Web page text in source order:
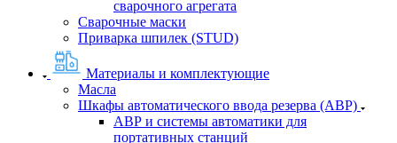
сварочного агрегата
Сварочные маски
Приварка шпилек (STUD)
Материалы и комплектующие
Масла
Шкафы автоматического ввода резерва (АВР)
АВР и системы автоматики для
портативных станций